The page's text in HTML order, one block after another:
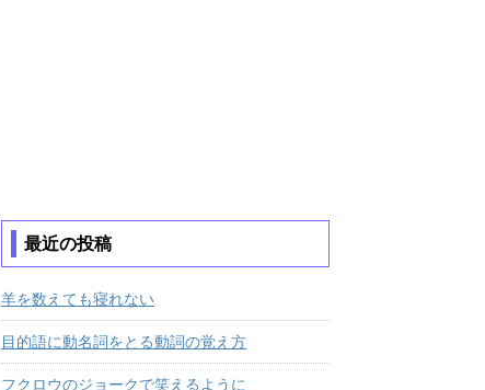
最近の投稿
羊を数えても寝れない
目的語に動名詞をとる動詞の覚え方
フクロウのジョークで笑えるように